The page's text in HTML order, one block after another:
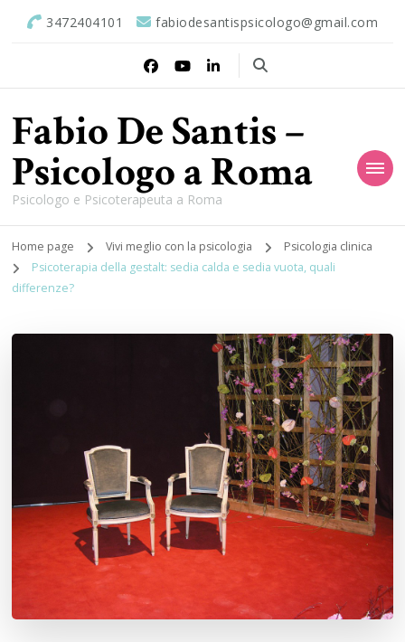
3472404101 fabiodesantispsicologo@gmail.com
Fabio De Santis –
Psicologo a Roma
Psicologo e Psicoterapeuta a Roma
Home page Vivi meglio con la psicologia
Psicologia clinica
Psicoterapia della gestalt: sedia calda e sedia vuota, quali
differenze?